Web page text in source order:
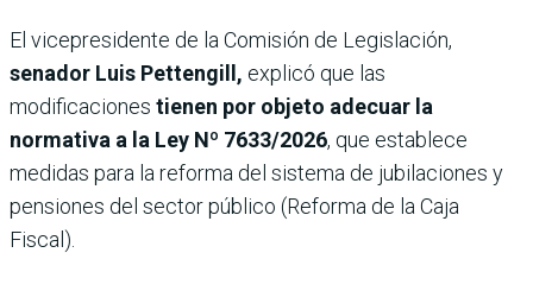
El vicepresidente de la Comisión de Legislación,
senador Luis Pettengill, explicó que las
modificaciones tienen por objeto adecuar la
normativa a la Ley Nº 7633/2026, que establece
medidas para la reforma del sistema de jubilaciones y
pensiones del sector público (Reforma de la Caja
Fiscal).